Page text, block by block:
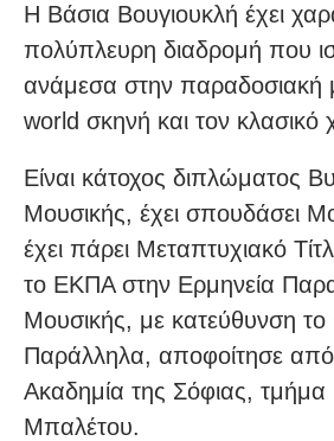
Η Βάσια Βουγιουκλή έχει
πολύπλευρη διαδρομή που
ανάμεσα στην παραδοσιακή
world σκηνή και τον κλασικό
Είναι κάτοχος διπλώματος
Μουσικής, έχει σπουδάσει
έχει πάρει Μεταπτυχιακό
το ΕΚΠΑ στην Ερμηνεία
Μουσικής, με κατεύθυνση το
Παράλληλα, αποφοίτησε
Ακαδημία της Σόφιας, τμήμα
Μπαλέτου.